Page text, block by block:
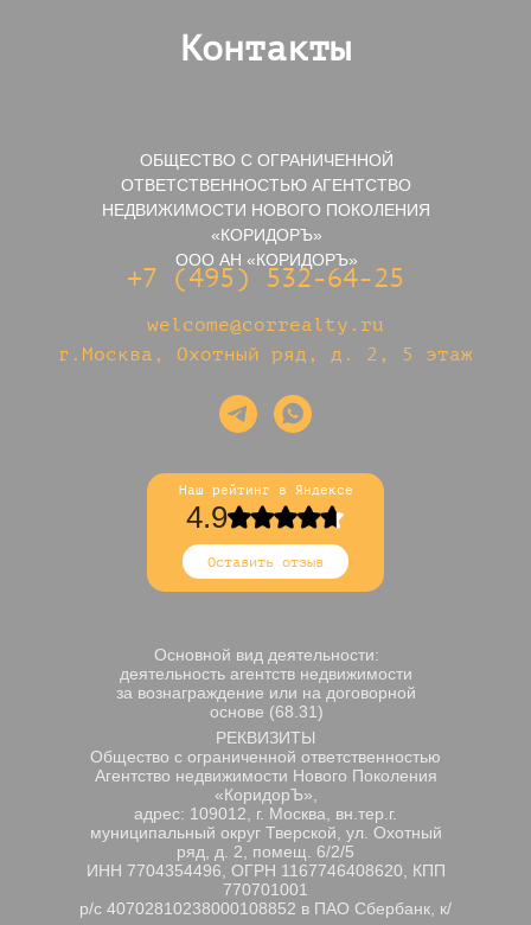
ОБЩЕСТВО С ОГРАНИЧЕННОЙ
ОТВЕТСТВЕННОСТЬЮ АГЕНТСТВО
НЕДВИЖИМОСТИ НОВОГО ПОКОЛЕНИЯ
«КОРИДОРЪ»
ООО АН «КОРИДОРЪ»
Контакты
г.Москва, Охотный ряд, д. 2, 5 этаж
+7 (495) 532-64-25
welcome@correalty.ru
Наш рейтинг в Яндексе
Оставить отзыв
4.9
Основной вид деятельности:
деятельность агентств недвижимости
за вознаграждение или на договорной
основе (68.31)
РЕКВИЗИТЫ
Общество с ограниченной ответственностью
Агентство недвижимости Нового Поколения
«КоридорЪ»,
адрес: 109012, г. Москва, вн.тер.г.
муниципальный округ Тверской, ул. Охотный
ряд, д. 2, помещ. 6/2/5
ИНН 7704354496, ОГРН 1167746408620, КПП
770701001
р/с 40702810238000108852 в ПАО Сбербанк, к/